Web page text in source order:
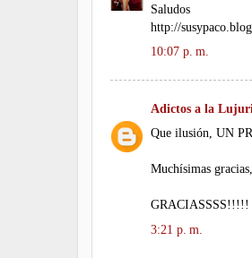
Saludos
http://
10:07 p. m.
Adictos a la
Que ilusión, UN
Muchísimas
GRACIASSSS!!!!!
3:21 p. m.